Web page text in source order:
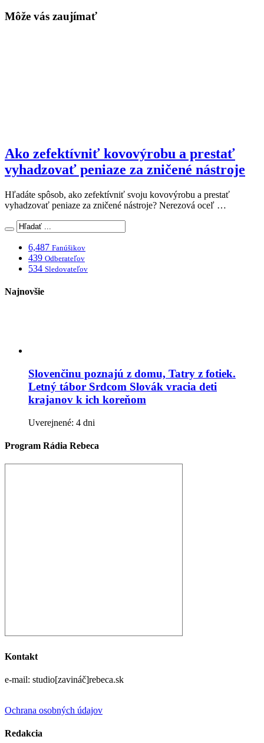
Môže vás zaujímať
Ako zefektívniť kovovýrobu a prestať
vyhadzovať peniaze za zničené nástroje
Hľadáte spôsob, ako zefektívniť svoju kovovýrobu a prestať
vyhadzovať peniaze za zničené nástroje? Nerezová oceľ …
6,487 Fanúšikov
439 Odberateľov
534 Sledovateľov
Najnovšie
Slovenčinu poznajú z domu, Tatry z fotiek.
Letný tábor Srdcom Slovák vracia deti
krajanov k ich koreňom
Uverejnené: 4 dni
Program Rádia Rebeca
Kontakt
e-mail: studio[zavináč]rebeca.sk
Ochrana osobných údajov
Redakcia